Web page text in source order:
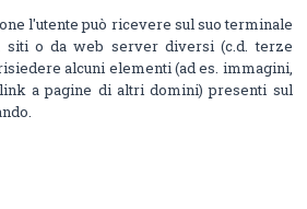
l'utente può ricevere sul suo terminale
siti o da web server diversi (c.d. terze
alcuni elementi (ad es. immagini,
a pagine di altri domini) presenti sul